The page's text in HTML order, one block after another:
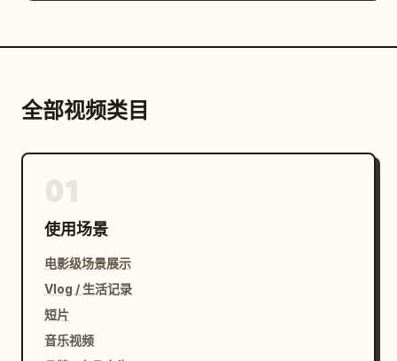
全部视频类目
使用场景
电影级场景展示
Vlog / 生活记录
短片
音乐视频